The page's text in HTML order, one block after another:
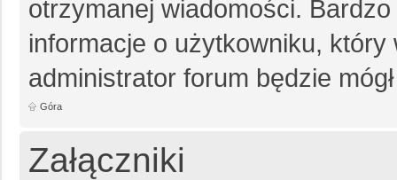
otrzymanej wiadomości.
informacje o użytkowniku, który
administrator forum będzie
Góra
Załączniki